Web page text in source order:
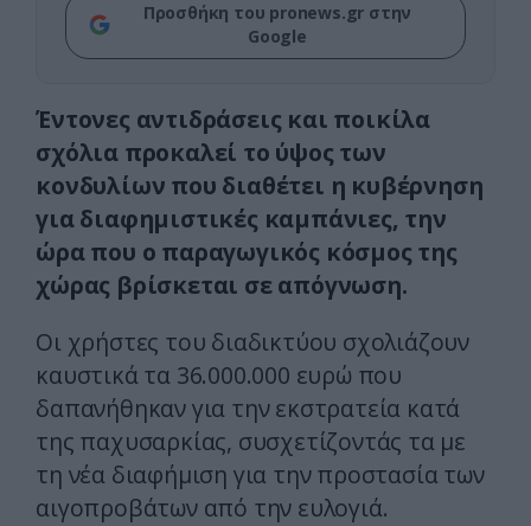
Προσθήκη του pronews.gr στην
Google
Έντονες αντιδράσεις και ποικίλα
σχόλια προκαλεί το ύψος των
κονδυλίων που διαθέτει η κυβέρνηση
για διαφημιστικές καμπάνιες, την
ώρα που ο παραγωγικός κόσμος της
χώρας βρίσκεται σε απόγνωση.
Οι χρήστες του διαδικτύου σχολιάζουν
καυστικά τα 36.000.000 ευρώ που
δαπανήθηκαν για την εκστρατεία κατά
της παχυσαρκίας, συσχετίζοντάς τα με
τη νέα διαφήμιση για την προστασία των
αιγοπροβάτων από την ευλογιά.